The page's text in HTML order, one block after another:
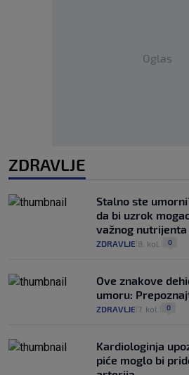
Oglas
ZDRAVLJE
Stalno ste
da bi uzrok
važnog nutrijenta
ZDRAVLJE 8. kol. 0
Ove znakove
umoru:
ZDRAVLJE 7. kol. 0
Kardiologinja
piće moglo bi